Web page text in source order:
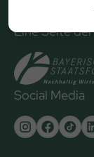
Eine Seite der
Social Media